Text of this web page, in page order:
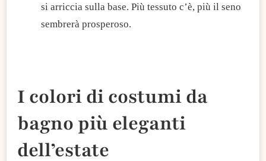
si arriccia sulla base. Più tessuto c’è, più il seno
sembrerà prosperoso.
I colori di costumi da
bagno più eleganti
dell’estate